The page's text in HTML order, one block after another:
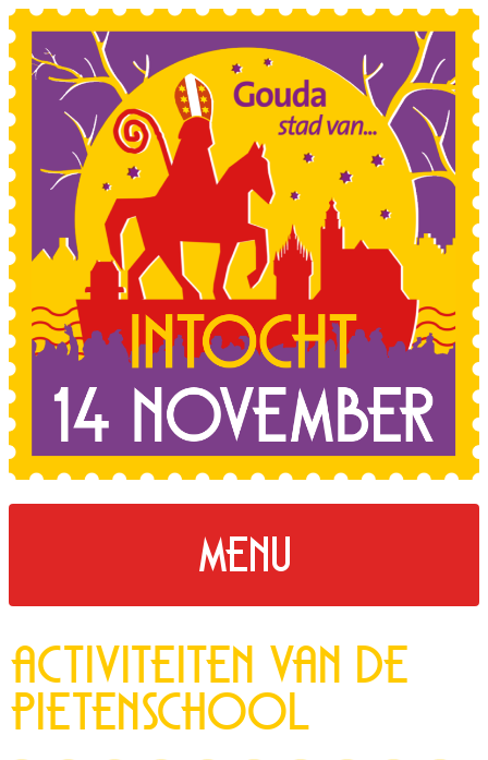
Sla de navigatie over en ga naar de inhoud
menu
Activiteiten van de
Pietenschool